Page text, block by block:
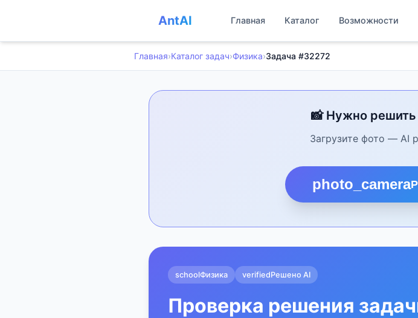
AntAI Главная Каталог Возможности
Главная›Каталог задач›Физика›Задача #32272
📸 Нужно решить
Загрузите фото — AI
photo_camera
schoolФизика verifiedРешено AI
Проверка решения